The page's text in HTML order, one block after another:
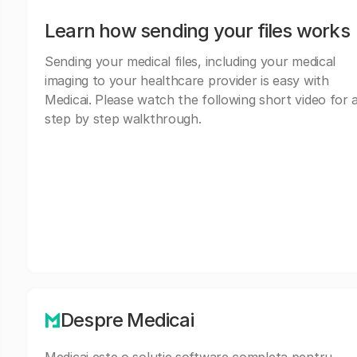
Learn how sending your files works
Sending your medical files, including your medical
imaging to your healthcare provider is easy with
Medicai. Please watch the following short video for
step by step walkthrough.
Despre Medicai